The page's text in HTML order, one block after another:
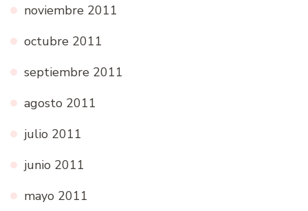
noviembre 2011
octubre 2011
septiembre 2011
agosto 2011
julio 2011
junio 2011
mayo 2011